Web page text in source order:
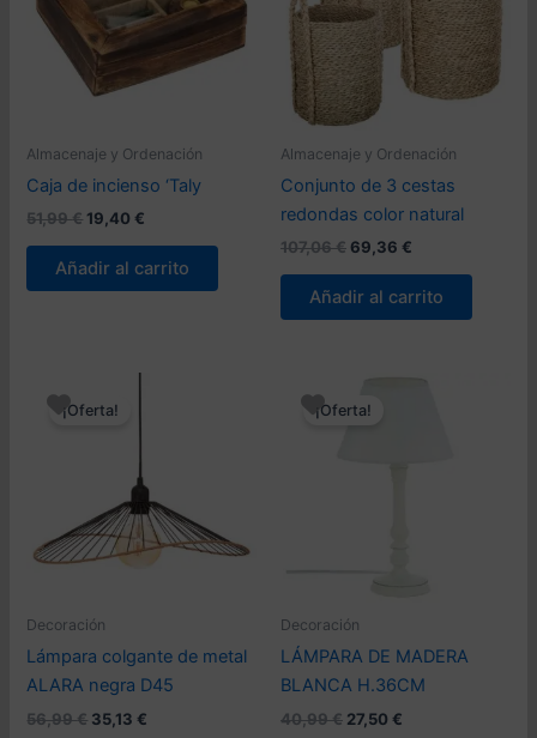
Almacenaje y Ordenación
Caja de incienso ‘Taly
51,99€ El
original
era:
19,40 €
actual
es:
Añadir al carrito
Almacenaje y Ordenación
Conjunto de 3 cestas
redondas color natural
107,06€ El
original
era:
69,36 €
actual
es:
Añadir al carrito
¡Oferta!
Decoración
Lámpara colgante de metal
ALARA negra D45
56,99€ El
35,13 €
¡Oferta!
Decoración
LÁMPARA DE MADERA
BLANCA H.36CM
40,99€ El
27,50 €